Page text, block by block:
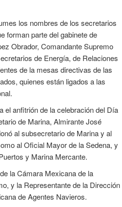
los nombres de los secretarios
forman parte del gabinete de
Obrador, Comandante Supremo
de Energía, de Relaciones
de la mesas directivas de las
quienes están ligados a las
el anfitrión de la celebración del Día
de Marina, Almirante José
al subsecretario de Marina y al
al Oficial Mayor de la Sedena, y
y Marina Mercante.
la Cámara Mexicana de la
y la Representante de la Dirección
de Agentes Navieros.